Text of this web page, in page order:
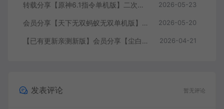
转载分享【原神6.1指令单机版】二次元网游单机版 指令模拟端 登录 战斗 地图 魔物 背包 抽卡 商店 MOD 未亲测图文教学 2026-05-23
会员分享【天下无双蚂蚁无双单机版】最新整理单机版本 带GM命令后台 武侠怀旧网游 免虚拟机一键端 配套视频教学 2026-05-20
【已有更新亲测新版】会员分享【尘白单机版】二次元射击类网游单机版一键端 2026-04-21
发表评论 暂无评论